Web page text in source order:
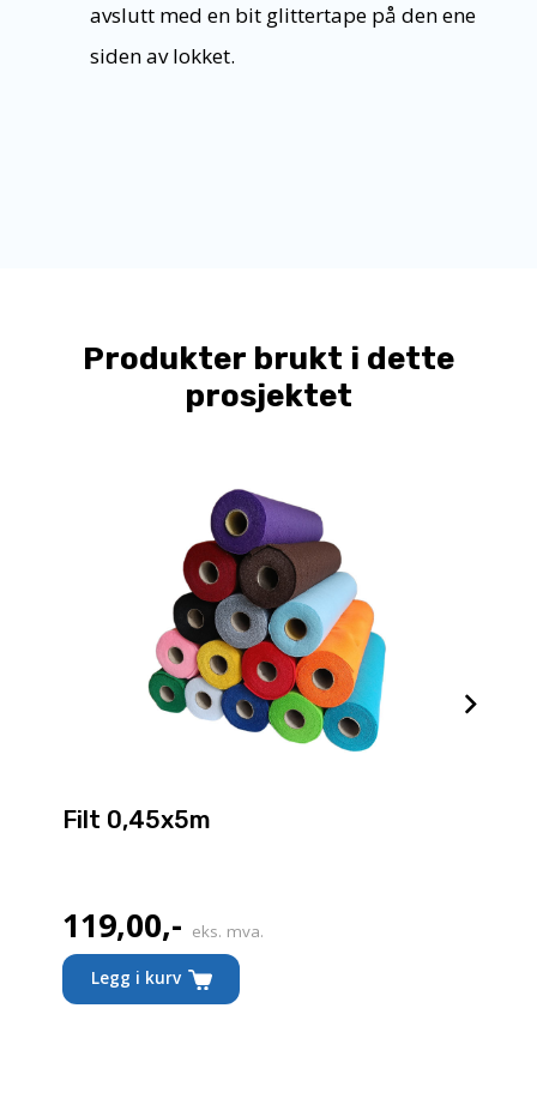
avslutt med en bit glittertape på den ene
siden av lokket.
Produkter brukt i dette
prosjektet
Filt 0,45x5m
119,00,- eks. mva.
Legg i kurv
Dette